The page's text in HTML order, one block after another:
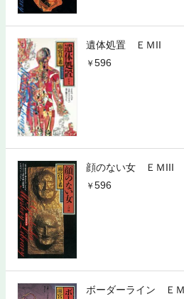
遺体処置 ＥＭII
596
顔のない女 ＥＭIII
596
ボーダーライン Ｅ